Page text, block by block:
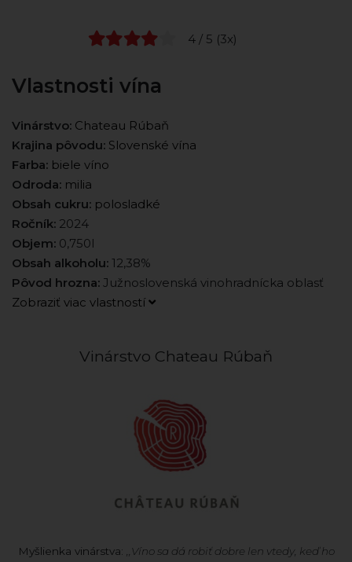
4 / 5 (3x)
Vlastnosti vína
Vinárstvo: Chateau Rúbaň
Krajina pôvodu: Slovenské vína
Farba: biele víno
Odroda: milia
Obsah cukru: polosladké
Ročník: 2024
Objem: 0,750l
Obsah alkoholu: 12,38%
Pôvod hrozna: Južnoslovenská vinohradnícka oblasť
Zobraziť viac vlastností
Vinárstvo Chateau Rúbaň
Myšlienka vinárstva:
,,Víno sa dá robiť dobre len vtedy, keď ho